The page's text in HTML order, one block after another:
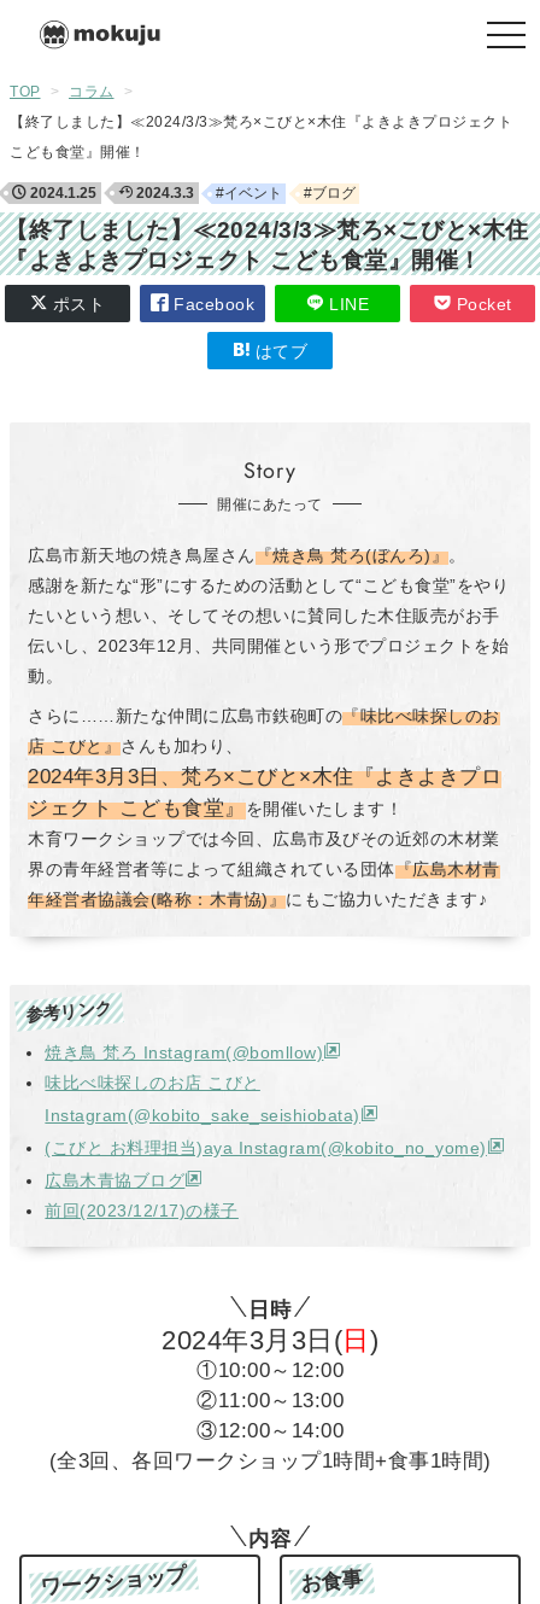
TOP > コラム >
【終了しました】≪2024/3/3≫梵ろ×こびと×木住『よきよきプロジェクト
こども食堂』開催！
2024.1.25 2024.3.3 #イベント #ブログ
【終了しました】≪2024/3/3≫梵ろ×こびと×木住
『よきよきプロジェクト こども食堂』開催！
ポスト Facebook LINE Pocket
はてブ
Story
開催にあたって
広島市新天地の焼き鳥屋さん『焼き鳥 梵ろ(ぼんろ)』。
感謝を新たな“形”にするための活動として“こども食堂”をやり
たいという想い、そしてその想いに賛同した木住販売がお手
伝いし、2023年12月、共同開催という形でプロジェクトを始
動。
さらに……新たな仲間に広島市鉄砲町の『味比べ味探しのお
店 こびと』さんも加わり、
2024年3月3日、梵ろ×こびと×木住『よきよきプロ
ジェクト こども食堂』を開催いたします！
木育ワークショップでは今回、広島市及びその近郊の木材業
界の青年経営者等によって組織されている団体『広島木材青
年経営者協議会(略称：木青恊)』にもご協力いただきます♪
参考リンク
焼き鳥 梵ろ Instagram(@bomllow)
味比べ味探しのお店 こびと
Instagram(@kobito_sake_seishiobata)
(こびと お料理担当)aya Instagram(@kobito_no_yome)
広島木青協ブログ
前回(2023/12/17)の様子
日時
2024年3月3日( 日 )
①10:00～12:00
②11:00～13:00
③12:00～14:00
(全3回、各回ワークショップ1時間+食事1時間)
内容
ワークショップ お食事